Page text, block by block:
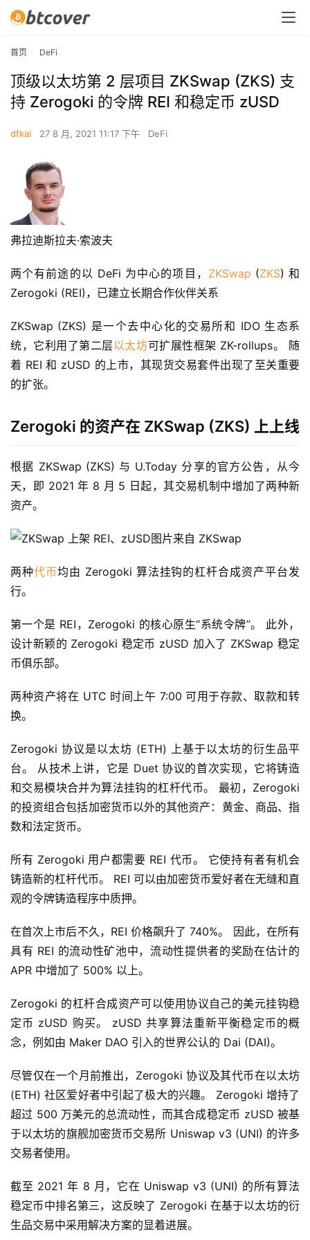
首页 DeFi
顶级以太坊第 2 层项目 ZKSwap (ZKS) 支
持 Zerogoki 的令牌 REI 和稳定币 zUSD
dfkai 27 8 月, 2021 11:17 下午 DeFi
弗拉迪斯拉夫·索波夫
两个有前途的以 DeFi 为中心的项目， ZKSwap (ZKS) 和
Zerogoki (REI)，已建立长期合作伙伴关系
ZKSwap (ZKS) 是一个去中心化的交易所和 IDO 生态系
统，它利用了第二层以太坊可扩展性框架 ZK-rollups。 随
着 REI 和 zUSD 的上市，其现货交易套件出现了至关重要
的扩张。
Zerogoki 的资产在 ZKSwap (ZKS) 上上线
根据 ZKSwap (ZKS) 与 U.Today 分享的官方公告，从今
天，即 2021 年 8 月 5 日起，其交易机制中增加了两种新
资产。
图片来自 ZKSwap
两种代币均由 Zerogoki 算法挂钩的杠杆合成资产平台发
行。
第一个是 REI，Zerogoki 的核心原生“系统令牌”。 此外，
设计新颖的 Zerogoki 稳定币 zUSD 加入了 ZKSwap 稳定
币俱乐部。
两种资产将在 UTC 时间上午 7:00 可用于存款、取款和转
换。
Zerogoki 协议是以太坊 (ETH) 上基于以太坊的衍生品平
台。 从技术上讲，它是 Duet 协议的首次实现，它将铸造
和交易模块合并为算法挂钩的杠杆代币。 最初，Zerogoki
的投资组合包括加密货币以外的其他资产：黄金、商品、指
数和法定货币。
所有 Zerogoki 用户都需要 REI 代币。 它使持有者有机会
铸造新的杠杆代币。 REI 可以由加密货币爱好者在无缝和直
观的令牌铸造程序中质押。
在首次上市后不久，REI 价格飙升了 740%。 因此，在所有
具有 REI 的流动性矿池中，流动性提供者的奖励在估计的
APR 中增加了 500% 以上。
Zerogoki 的杠杆合成资产可以使用协议自己的美元挂钩稳
定币 zUSD 购买。 zUSD 共享算法重新平衡稳定币的概
念，例如由 Maker DAO 引入的世界公认的 Dai (DAI)。
尽管仅在一个月前推出，Zerogoki 协议及其代币在以太坊
(ETH) 社区爱好者中引起了极大的兴趣。 Zerogoki 增持了
超过 500 万美元的总流动性，而其合成稳定币 zUSD 被基
于以太坊的旗舰加密货币交易所 Uniswap v3 (UNI) 的许多
交易者使用。
截至 2021 年 8 月，它在 Uniswap v3 (UNI) 的所有算法
稳定币中排名第三，这反映了 Zerogoki 在基于以太坊的衍
生品交易中采用解决方案的显着进展。